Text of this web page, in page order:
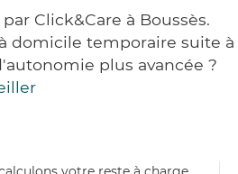
Click&Care à Boussès.
domicile temporaire suite
plus avancée ?